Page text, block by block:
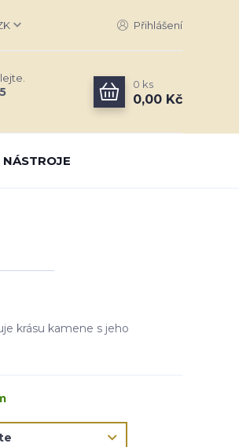
Přihlášení
0 ks
0,00 Kč
krásu kamene s jeho